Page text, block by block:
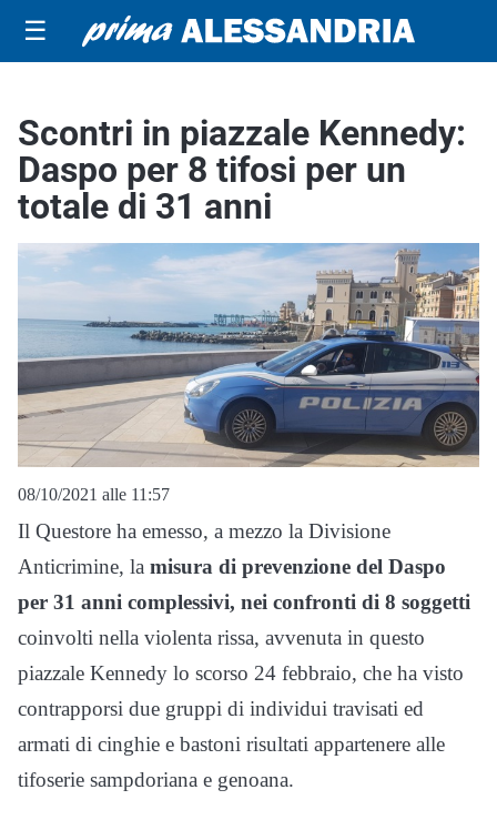
☰
Scontri in piazzale Kennedy:
Daspo per 8 tifosi per un
totale di 31 anni
08/10/2021 alle 11:57
Il Questore ha emesso, a mezzo la Divisione
Anticrimine, la misura di prevenzione del Daspo
per 31 anni complessivi, nei confronti di 8 soggetti
coinvolti nella violenta rissa, avvenuta in questo
piazzale Kennedy lo scorso 24 febbraio, che ha visto
contrapporsi due gruppi di individui travisati ed
armati di cinghie e bastoni risultati appartenere alle
tifoserie sampdoriana e genoana.